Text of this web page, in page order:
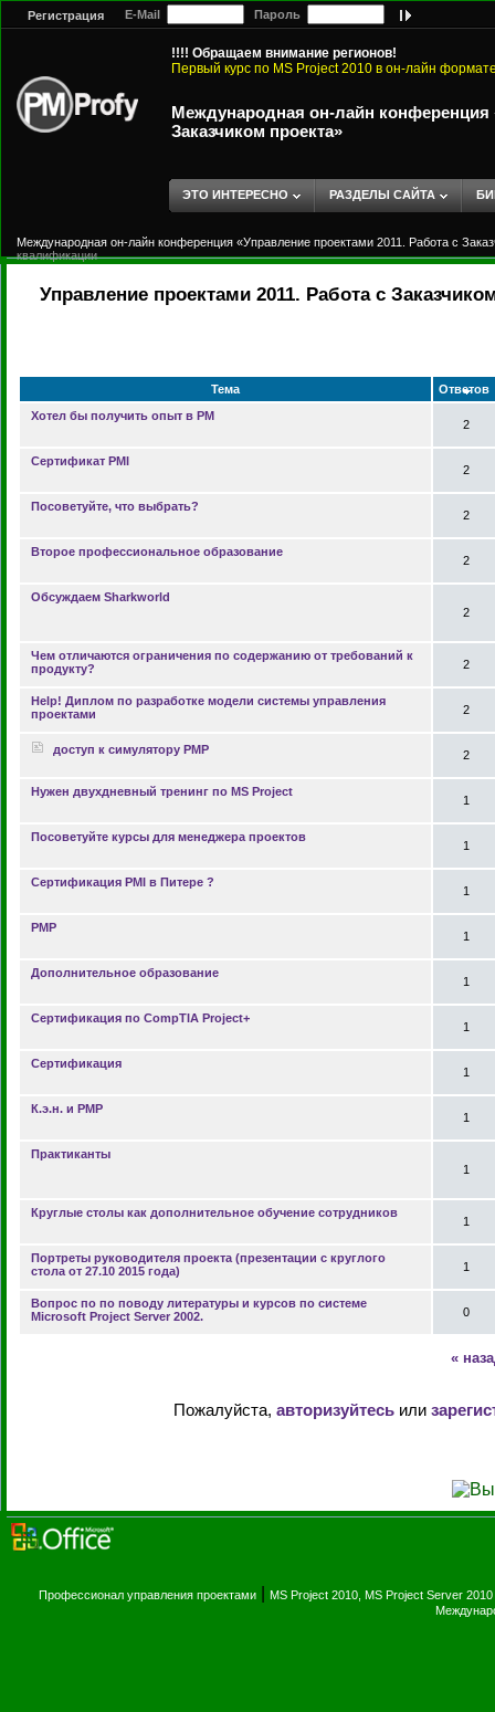
Регистрация E-Mail Пароль
!!!! Обращаем внимание регионов!
Первый курс по MS Project 2010 в он-лайн
Международная он-лайн конференция
Заказчиком проекта»
ЭТО ИНТЕРЕСНО РАЗДЕЛЫ САЙТА
Международная он-лайн конференция «Управление проектами 2011. Работа с
квалификации
Управление проектами 2011. Работа с
Тема
Ответов
Хотел бы получить опыт в PM
2
Сертификат PMI
2
Посоветуйте, что выбрать?
2
Второе профессиональное образование
2
Обсуждаем Sharkworld
2
Чем отличаются ограничения по содержанию от требований к
продукту?
2
Help! Диплом по разработке модели системы управления
проектами
2
доступ к симулятору PMP 2
Нужен двухдневный тренинг по MS Project
1
Посоветуйте курсы для менеджера проектов
1
Сертификация PMI в Питере ?
1
PMP
1
Дополнительное образование
1
Сертификация по CompTIA Project+
1
Сертификация
1
К.э.н. и PMP
1
Практиканты
1
Круглые столы как дополнительное обучение сотрудников
1
Портреты руководителя проекта (презентации с круглого
стола от 27.10 2015 года)
1
Вопрос по по поводу литературы и курсов по системе
Microsoft Project Server 2002.
0
«
Пожалуйста,авторизуйтесь или
Профессионал управления проектами MS Project 2010, MS Project Server 2010